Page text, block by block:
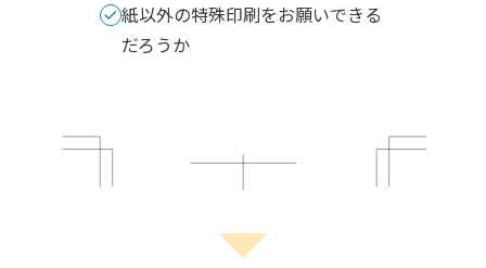
紙以外の特殊印刷をお願いできる
だろうか